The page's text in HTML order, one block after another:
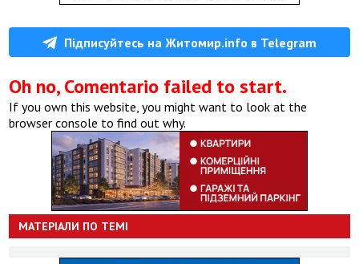
Підписуйтесь на Житомир.info в Telegram
Oh no, Comentario failed to start.
If you own this website, you might want to look at the
browser console to find out why.
МАТЕРІАЛИ ПО ТЕМІ